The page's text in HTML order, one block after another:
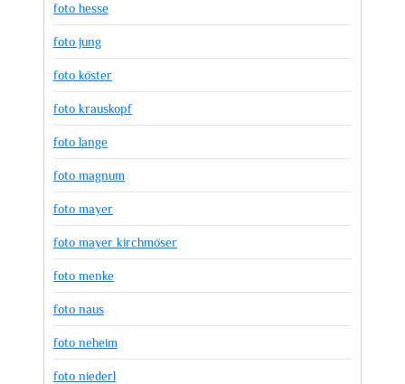
foto hesse
foto jung
foto köster
foto krauskopf
foto lange
foto magnum
foto mayer
foto mayer kirchmöser
foto menke
foto naus
foto neheim
foto niederl